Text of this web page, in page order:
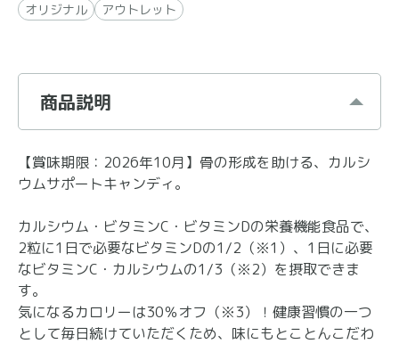
オリジナル アウトレット
商品説明
【賞味期限：2026年10月】骨の形成を助ける、カルシ
ウムサポートキャンディ。
カルシウム・ビタミンC・ビタミンDの栄養機能食品で、
2粒に1日で必要なビタミンDの1/2（※1）、1日に必要
なビタミンC・カルシウムの1/3（※2）を摂取できま
す。
気になるカロリーは30％オフ（※3）！健康習慣の一つ
として毎日続けていただくため、味にもとことんこだわ